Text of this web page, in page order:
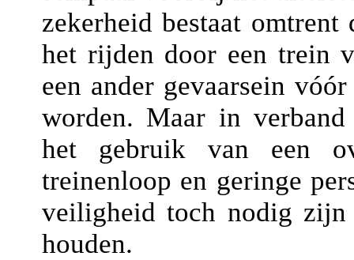
zekerheid bestaat
het rijden door een trein
een ander gevaarsein
worden. Maar in
het gebruik van een
treinenloop en geringe
veiligheid toch nodig
houden.